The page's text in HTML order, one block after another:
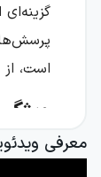
است،
معرفی